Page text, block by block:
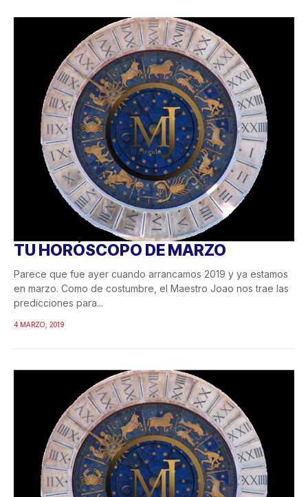
TU HORÓSCOPO DE MARZO
Parece que fue ayer cuando arrancamos 2019 y ya estamos
en marzo. Como de costumbre, el Maestro Joao nos trae las
predicciones para...
4 MARZO, 2019